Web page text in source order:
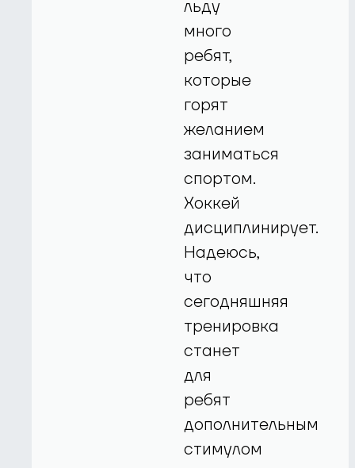
льду
много
ребят,
которые
горят
желанием
заниматься
спортом.
Хоккей
дисциплинирует.
Надеюсь,
что
сегодняшняя
тренировка
станет
для
ребят
дополнительным
стимулом